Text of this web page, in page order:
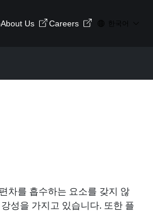
About Us Careers 한국어
차를 흡수하는 요소를 갖지 않
성을 가지고 있습니다. 또한 플